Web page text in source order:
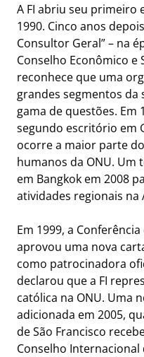
A FI abriu seu primeiro
1990. Cinco anos
Consultor Geral” – na
Conselho Econômico e
reconhece que uma
grandes segmentos da
gama de questões. Em
segundo escritório em
ocorre a maior parte
humanos da ONU.
em Bangkok em 2008
atividades regionais na
Em 1999, a Conferência
aprovou uma nova
como patrocinadora
declarou que a FI
católica na ONU. Uma
adicionada em 2005,
de São Francisco
Conselho Internacional